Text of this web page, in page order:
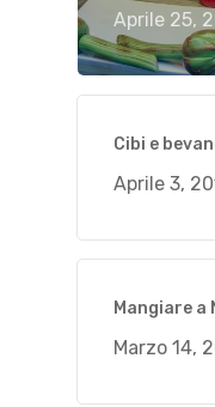
Aprile 25,
Cibi e
Aprile 3,
Mangiare a
Marzo 14,